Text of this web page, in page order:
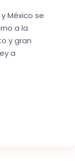
México se
a la
y gran
a